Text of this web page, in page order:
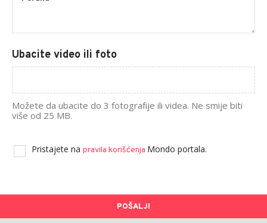
Ubacite video ili foto
Možete da ubacite do 3 fotografije ili videa. Ne smije biti
više od 25 MB.
Pristajete na pravila korišćenja Mondo portala.
POŠALJI